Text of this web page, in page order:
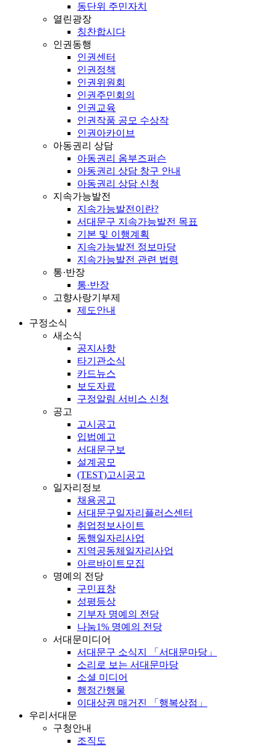
동단위 주민자치
열린광장
칭찬합시다
인권동행
인권센터
인권정책
인권위원회
인권주민회의
인권교육
인권작품 공모 수상작
인권아카이브
아동권리 상담
아동권리 옴부즈퍼슨
아동권리 상담 창구 안내
아동권리 상담 신청
지속가능발전
지속가능발전이란?
서대문구 지속가능발전 목표
기본 및 이행계획
지속가능발전 정보마당
지속가능발전 관련 법령
통·반장
통·반장
고향사랑기부제
제도안내
구정소식
새소식
공지사항
타기관소식
카드뉴스
보도자료
구정알림 서비스 신청
공고
고시공고
입법예고
서대문구보
설계공모
(TEST)고시공고
일자리정보
채용공고
서대문구일자리플러스센터
취업정보사이트
동행일자리사업
지역공동체일자리사업
아르바이트모집
명예의 전당
구민표창
성평등상
기부자 명예의 전당
나눔1% 명예의 전당
서대문미디어
서대문구 소식지 「서대문마당」
소리로 보는 서대문마당
소셜 미디어
행정간행물
이대상권 매거진 「행복상점」
우리서대문
구청안내
조직도